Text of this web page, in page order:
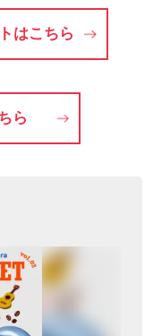
はこちら
ら